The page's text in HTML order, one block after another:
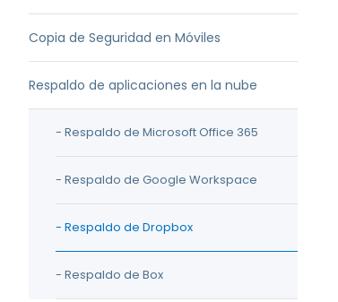
Copia de Seguridad en Móviles
Respaldo de aplicaciones en la nube
- Respaldo de Microsoft Office 365
- Respaldo de Google Workspace
- Respaldo de Dropbox
- Respaldo de Box